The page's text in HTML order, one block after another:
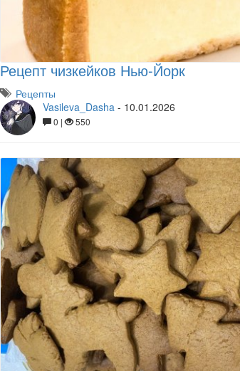
Рецепт чизкейков Нью-Йорк
Рецепты
Vasileva_Dasha - 10.01.2026
0 | 550